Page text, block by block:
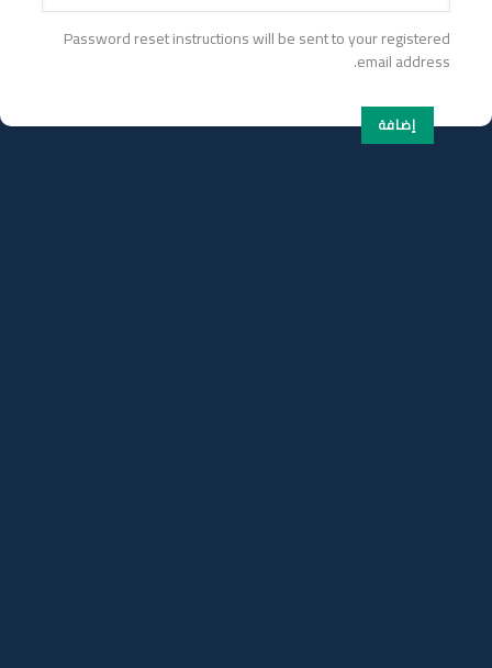
Password reset instructions will be sent to your registered
email address.